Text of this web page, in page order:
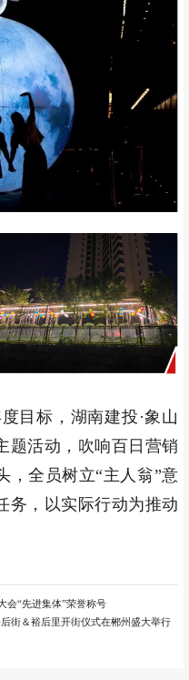
目标，湖南建投·象山
题活动，吹响百日营销
，全员树立“主人翁”意
务，以实际行动为推动
会“先进集体”荣誉称号
街＆裕后里开街仪式在郴州盛大举行